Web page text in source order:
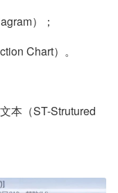
）；
Chart）。
本（ST-Strutured